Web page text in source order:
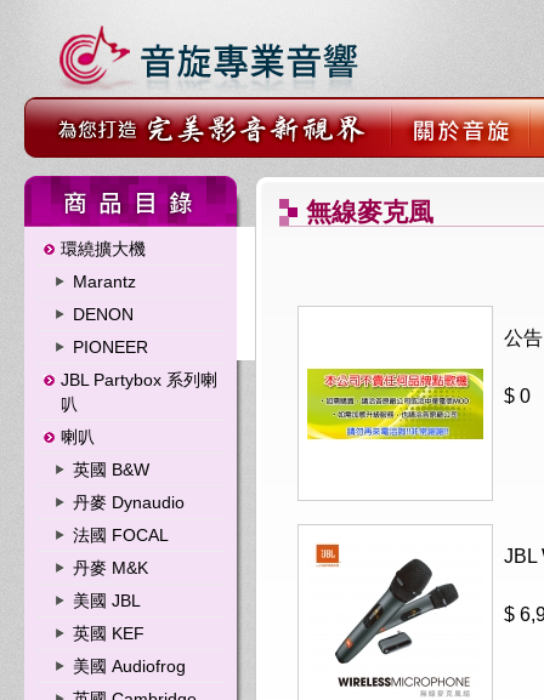
環繞擴大機
Marantz
DENON
PIONEER
JBL Partybox 系列喇
叭
喇叭
英國 B&W
丹麥 Dynaudio
法國 FOCAL
丹麥 M&K
美國 JBL
英國 KEF
美國 Audiofrog
無線麥克風
公告
$ 0
JBL
$